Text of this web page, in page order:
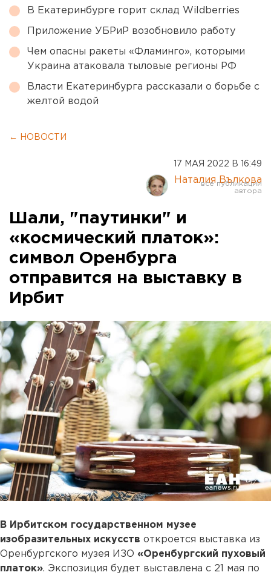
В Екатеринбурге горит склад Wildberries
Приложение УБРиР возобновило работу
Чем опасны ракеты «Фламинго», которыми
Украина атаковала тыловые регионы РФ
Власти Екатеринбурга рассказали о борьбе с
желтой водой
← НОВОСТИ
17 МАЯ 2022 В 16:49
Наталия Вълкова
Шали, "паутинки" и
«космический платок»:
символ Оренбурга
отправится на выставку в
Ирбит
В Ирбитском государственном музее
изобразительных искусств откроется выставка из
Оренбургского музея ИЗО «Оренбургский пуховый
платок». Экспозиция будет выставлена с 21 мая по